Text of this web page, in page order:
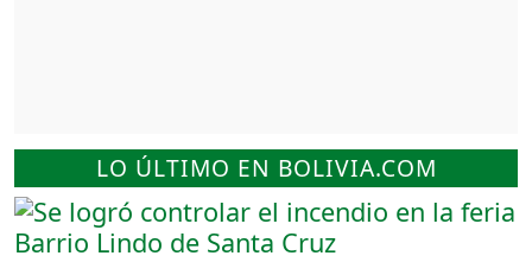
LO ÚLTIMO EN BOLIVIA.COM